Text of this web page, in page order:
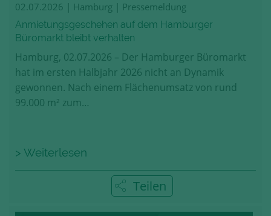
02.07.2026 | Hamburg | Pressemeldung
Anmietungsgeschehen auf dem Hamburger
Büromarkt bleibt verhalten
Hamburg, 02.07.2026 – Der Hamburger Büromarkt
hat im ersten Halbjahr 2026 nicht an Dynamik
gewonnen. Nach einem Flächenumsatz von rund
99.000 m² zum…
> Weiterlesen
Teilen